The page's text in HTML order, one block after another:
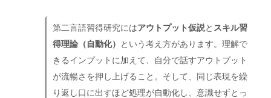
第二言語習得研究にはアウトプット仮説と スキル習
得理論（自動化） という考え方があります。理解で
きるインプットに加えて、自分で話すアウトプット
が流暢さを押し上げること。そして、同じ表現を繰
り返し口に出すほど処理が自動化し、意識せずとっ